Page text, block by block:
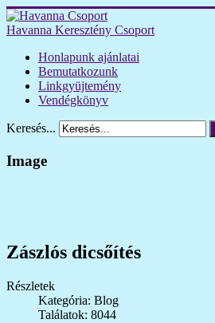
Havanna Keresztény Csoport
Honlapunk ajánlatai
Bemutatkozunk
Linkgyüjtemény
Vendégkönyv
Keresés...
Image
Zászlós dicsőítés
Részletek
Kategória: Blog
Találatok: 8044